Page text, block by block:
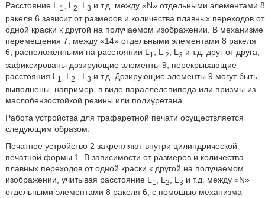
Расстояние L 1 , L 2 , L 3 и т.д. между «N» отдельными элементами 8
ракеля 6 зависит от размеров и количества плавных переходов от
одной краски к другой на получаемом изображении. В механизме
перемещения 7, между «14» отдельными элементами 8 ракеля
6, расположенными на расстоянии L 1 , L 2 , L 3 и т.д. друг от друга,
зафиксированы дозирующие элементы 9, перекрывающие
расстояния L 1 , L 2 , L 3 и т.д. Дозирующие элементы 9 могут быть
выполнены, например, в виде параллелепипеда или призмы из
маслобензостойкой резины или полиуретана.
Работа устройства для трафаретной печати осуществляется
следующим образом.
Печатное устройство 2 закрепляют внутри цилиндрической
печатной формы 1. В зависимости от размеров и количества
плавных переходов от одной краски к другой на получаемом
изображении, учитывая расстояние L 1 , L 2 , L 3 и т.д. между «N»
отдельными элементами 8 ракеля 6, с помощью механизма